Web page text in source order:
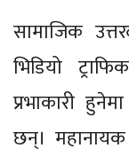
सामाजिक
भिडियो
प्रभाकारी
छन्।